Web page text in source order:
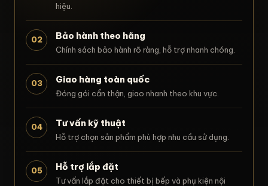
hiệu.
02 Bảo hành theo hãng
Chính sách bảo hành rõ ràng, hỗ trợ nhanh chóng.
03 Giao hàng toàn quốc
Đóng gói cẩn thận, giao nhanh theo khu vực.
04 Tư vấn kỹ thuật
Hỗ trợ chọn sản phẩm phù hợp nhu cầu sử dụng.
05 Hỗ trợ lắp đặt
Tư vấn lắp đặt cho thiết bị bếp và phụ kiện nội